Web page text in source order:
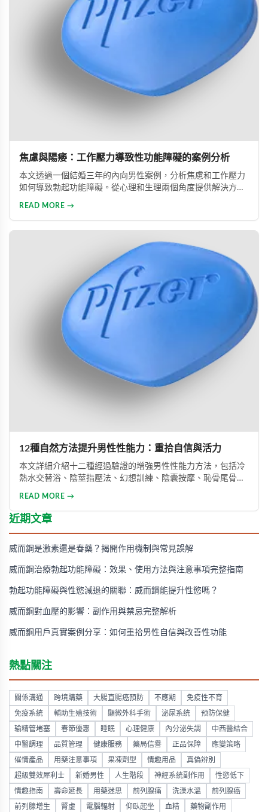
焦慮與陽痿：工作壓力導致性功能障礙的案例分析
本文透過一個結婚三年的內向男性案例，分析焦慮和工作壓力
如何導致勃起功能障礙。從心理和生理兩個角度提供解決方
READ MORE →
12種自然方法提升男性性能力：重拾自信與活力
本文詳細介紹十二種經過驗證的增強男性性能力方法，包括冷
熱水交替浴、陰莖指壓法、幻想訓練、陰囊按摩、恥骨尾骨肌
合適當的營養補充，一個月內即可感受到明顯的改善效果。
READ MORE →
近期文章
威而鋼是激素還是春藥？揭開作用機制與常見誤解
威而鋼治療勃起功能障礙：效果、使用方法與注意事項完整指南
勃起功能障礙與性慾減退的關聯：威而鋼能提升性慾嗎？
威而鋼對血壓的影響：副作用與禁忌完整解析
威而鋼用戶真實案例分享：如何重拾男性自信與改善性功能
熱點關注
關係溝通 跨境購藥 大腸直腸癌預防 不應期 免疫性不育
免疫系統 輔助生殖技術 顯微外科手術 泌尿系统 预防保健
输精管堵塞 春節優惠 睡眠 心理健康 內分泌失調 中西醫結合
中醫調理 品質管理 健康服務 藥局信譽 正品保障 應變策略
催情產品 用藥注意事項 果凍劑型 情趣用品 真偽辨別
超級雙效犀利士 新婚男性 人生階段 神經系統副作用 性慾低下
情趣指南 壽命延長 用藥迷思 前列腺痛 洗澡水溫 前列腺癌
前列腺增生 腎虛 電腦輻射 仰臥起坐 血精 藥物副作用